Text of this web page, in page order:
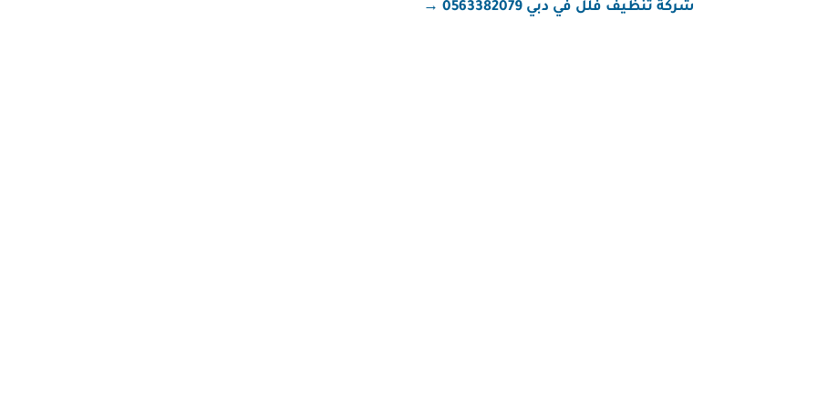
شركة تنظيف فلل في دبي 0563382079 →